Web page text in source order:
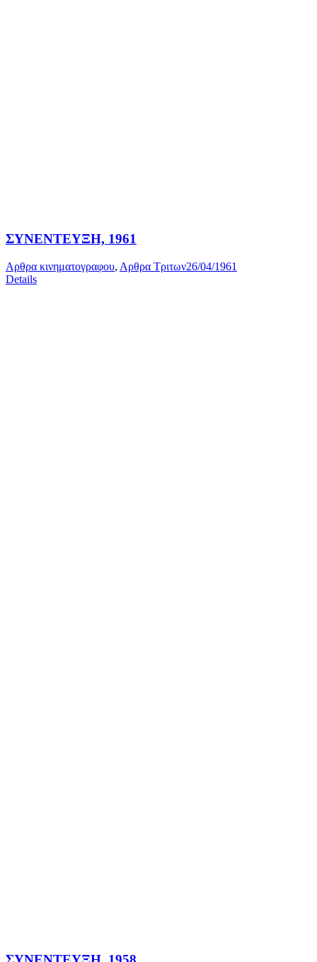
ΣΥΝΕΝΤΕΥΞΗ, 1961
Αρθρα κινηματογραφου, Αρθρα Τριτων26/04/1961
Details